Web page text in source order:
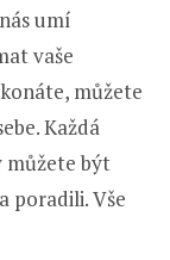
umí
vaše
můžete
Každá
můžete být
poradili. Vše